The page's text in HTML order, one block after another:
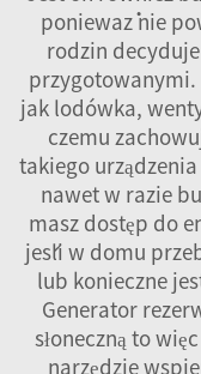
ponieważ nie
rodzin
przygotowanymi.
jak lodówka,
czemu
takiego
nawet w razie
masz dostęp do
jeśli w domu
lub konieczne
Generator
słoneczną to
narzędzie